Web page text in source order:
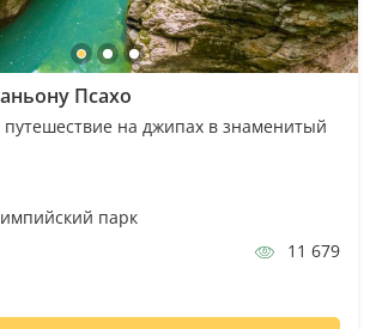
Псахо
путешествие на джипах в знаменитый
парк
11 679